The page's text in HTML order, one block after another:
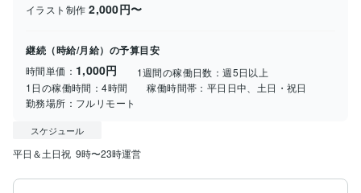
イラスト制作 2,000円〜
継続（時給/月給）の予算目安
時間単価： 1,000円 1週間の稼働日数：週5日以上
1日の稼働時間：4時間 稼働時間帯： 平日日中、土日・祝日
勤務場所： フルリモート
スケジュール
平日＆土日祝  9時〜23時運営